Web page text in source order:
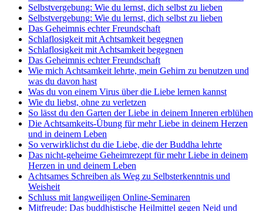
Selbstvergebung: Wie du lernst, dich selbst zu lieben
Selbstvergebung: Wie du lernst, dich selbst zu lieben
Das Geheimnis echter Freundschaft
Schlaflosigkeit mit Achtsamkeit begegnen
Schlaflosigkeit mit Achtsamkeit begegnen
Das Geheimnis echter Freundschaft
Wie mich Achtsamkeit lehrte, mein Gehirn zu benutzen und
was du davon hast
Was du von einem Virus über die Liebe lernen kannst
Wie du liebst, ohne zu verletzen
So lässt du den Garten der Liebe in deinem Inneren erblühen
Die Achtsamkeits-Übung für mehr Liebe in deinem Herzen
und in deinem Leben
So verwirklichst du die Liebe, die der Buddha lehrte
Das nicht-geheime Geheimrezept für mehr Liebe in deinem
Herzen in und deinem Leben
Achtsames Schreiben als Weg zu Selbsterkenntnis und
Weisheit
Schluss mit langweiligen Online-Seminaren
Mitfreude: Das buddhistische Heilmittel gegen Neid und